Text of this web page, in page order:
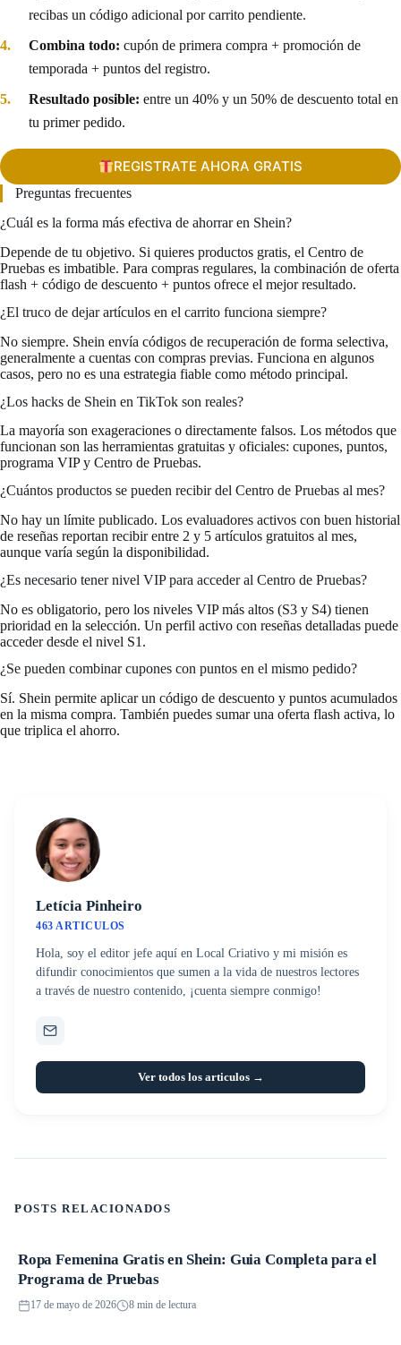
recibas un código adicional por carrito pendiente.
Combina todo: cupón de primera compra + promoción de
temporada + puntos del registro.
Resultado posible: entre un 40% y un 50% de descuento total en
tu primer pedido.
REGISTRATE AHORA GRATIS
Preguntas frecuentes
¿Cuál es la forma más efectiva de ahorrar en Shein?
Depende de tu objetivo. Si quieres productos gratis, el Centro de
Pruebas es imbatible. Para compras regulares, la combinación de oferta
flash + código de descuento + puntos ofrece el mejor resultado.
¿El truco de dejar artículos en el carrito funciona siempre?
No siempre. Shein envía códigos de recuperación de forma selectiva,
generalmente a cuentas con compras previas. Funciona en algunos
casos, pero no es una estrategia fiable como método principal.
¿Los hacks de Shein en TikTok son reales?
La mayoría son exageraciones o directamente falsos. Los métodos que
funcionan son las herramientas gratuitas y oficiales: cupones, puntos,
programa VIP y Centro de Pruebas.
¿Cuántos productos se pueden recibir del Centro de Pruebas al mes?
No hay un límite publicado. Los evaluadores activos con buen historial
de reseñas reportan recibir entre 2 y 5 artículos gratuitos al mes,
aunque varía según la disponibilidad.
¿Es necesario tener nivel VIP para acceder al Centro de Pruebas?
No es obligatorio, pero los niveles VIP más altos (S3 y S4) tienen
prioridad en la selección. Un perfil activo con reseñas detalladas puede
acceder desde el nivel S1.
¿Se pueden combinar cupones con puntos en el mismo pedido?
Sí. Shein permite aplicar un código de descuento y puntos acumulados
en la misma compra. También puedes sumar una oferta flash activa, lo
que triplica el ahorro.
Letícia Pinheiro
463 ARTICULOS
Hola, soy el editor jefe aquí en Local Criativo y mi misión es
difundir conocimientos que sumen a la vida de nuestros lectores
a través de nuestro contenido, ¡cuenta siempre conmigo!
Ver todos los articulos →
POSTS RELACIONADOS
Promociones
Ropa Femenina Gratis en Shein: Guia Completa para el
Programa de Pruebas
17 de mayo de 2026 8 min de lectura